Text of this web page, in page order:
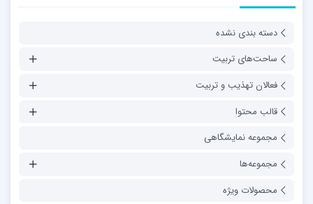
دسته بندی نشده
ساحت‌های تربیت
فعالان تهذیب و تربیت
قالب محتوا
مجموعه نمایشگاهی
مجموعه‌ها
محصولات ویژه